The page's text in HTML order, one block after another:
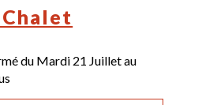
du Mardi 21 Juillet au